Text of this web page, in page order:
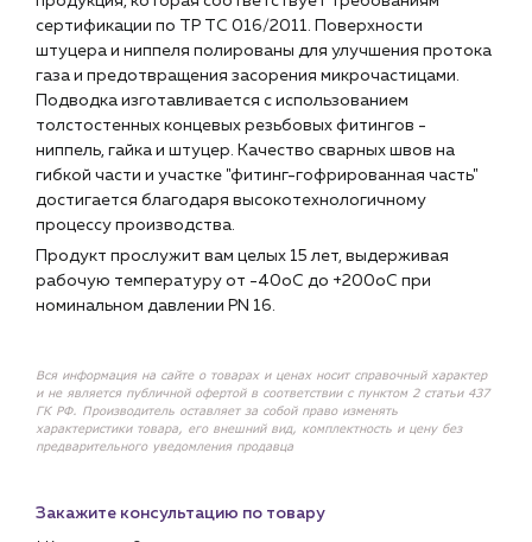
сертификации по ТР ТС 016/2011. Поверхности
штуцера и ниппеля полированы для улучшения протока
газа и предотвращения засорения микрочастицами.
Подводка изготавливается с использованием
толстостенных концевых резьбовых фитингов -
ниппель, гайка и штуцер. Качество сварных швов на
гибкой части и участке "фитинг-гофрированная часть"
достигается благодаря высокотехнологичному
процессу производства.
Продукт прослужит вам целых 15 лет, выдерживая
рабочую температуру от -40оС до +200оС при
номинальном давлении PN 16.
Вся информация на сайте о товарах и ценах носит справочный характер
и не является публичной офертой в соответствии с пунктом 2 статьи 437
ГК РФ. Производитель оставляет за собой право изменять
характеристики товара, его внешний вид, комплектность и цену без
предварительного уведомления продавца
Закажите консультацию по товару